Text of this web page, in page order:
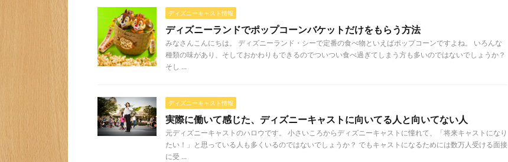
ディズニーキャスト情報
ディズニーランドでポップコーンバケットだけをもらう方法
みなさんこんにちは。 ディズニーランド・シーで定番の食べ物といえばポップコーンですよね。 いろんな
種類の味があり、そしておかわりもできるのでついつい食べ過ぎてしまう方も多いのではないでしょうか？
そし ...
ディズニーキャスト情報
実際に働いて感じた、ディズニーキャストに向いてる人と向いてない人
元ディズニーキャストのハロウです。 小さいころからディズニーキャストに憧れて、「将来キャストになり
たい！」と思っている人も多くいるのではないでしょうか？ でもキャストになるためには数万人受ける面接
に受 ...